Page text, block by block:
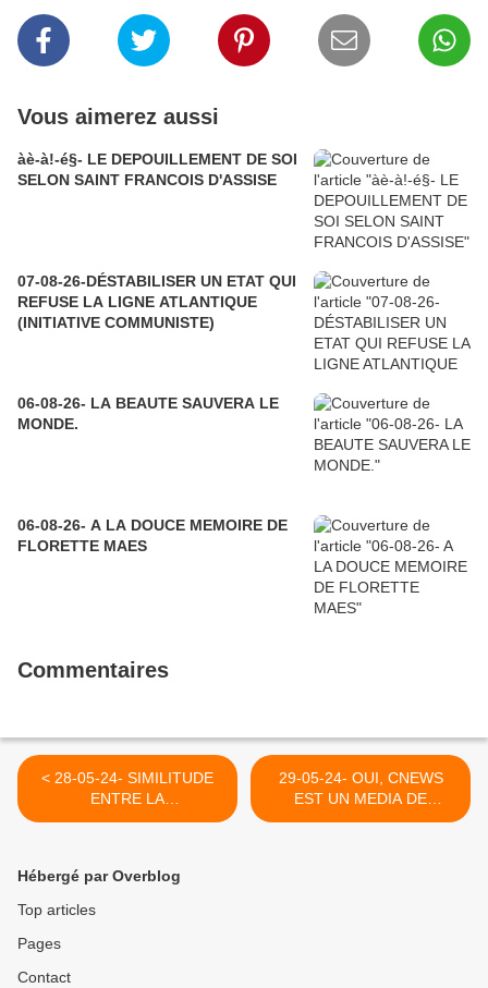
Vous aimerez aussi
àè-à!-é§- LE DEPOUILLEMENT DE SOI
SELON SAINT FRANCOIS D'ASSISE
07-08-26-DÉSTABILISER UN ETAT QUI
REFUSE LA LIGNE ATLANTIQUE
(INITIATIVE COMMUNISTE)
06-08-26- LA BEAUTE SAUVERA LE
MONDE.
06-08-26- A LA DOUCE MEMOIRE DE
FLORETTE MAES
Commentaires
< 28-05-24- SIMILITUDE
ENTRE LA
CARTOGRAPHIE ANTI
29-05-24- OUI, CNEWS
EST UN MEDIA DE
MAUVAISE FOI ET DE
Hébergé par Overblog
Top articles
Pages
Contact